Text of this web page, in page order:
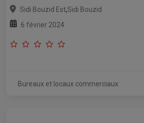
Sidi Bouzid Est,Sidi Bouzid
6 février 2024
Bureaux et locaux commerciaux